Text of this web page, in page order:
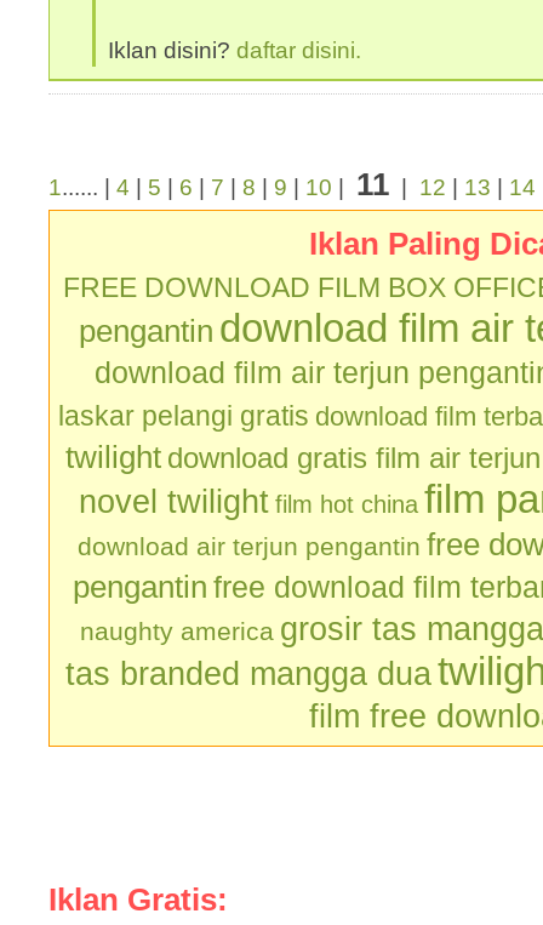
Iklan disini? daftar disini.
1...... | 4 5 6 7 8 9 10 11 12 13 14
Iklan Paling
FREE DOWNLOAD FILM BOX
pengantin download film air
download film air terjun
laskar pelangi gratis download film
twilight download gratis film air
novel twilight film hot china film
download air terjun pengantin free
pengantin free download film
naughty america grosir tas
tas branded mangga dua
film free
Iklan Gratis: